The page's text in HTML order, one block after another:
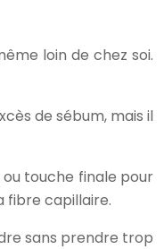
loin de chez soi.
de sébum, mais il
touche finale pour
fibre capillaire.
sans prendre trop